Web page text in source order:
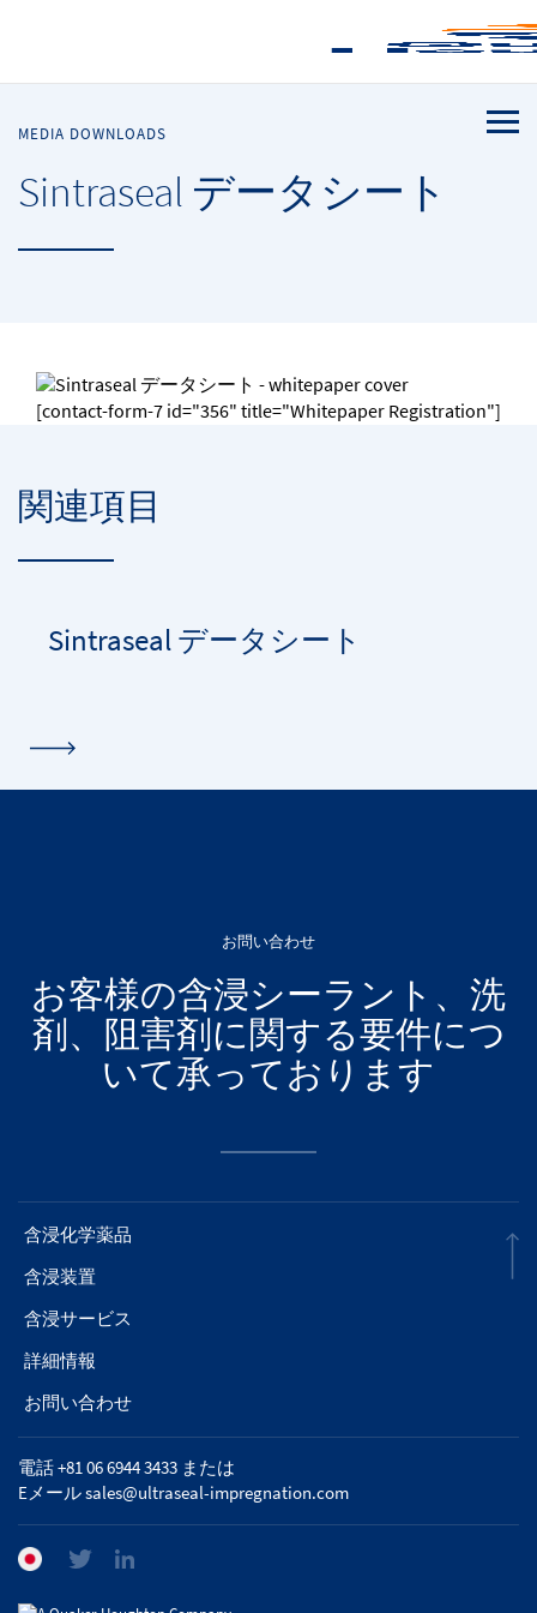
MEDIA DOWNLOADS
Sintraseal データシート
[contact-form-7 id="356" title="Whitepaper Registration"]
関連項目
Sintraseal データシート
お問い合わせ
お客様の含浸シーラント、洗
剤、阻害剤に関する要件につ
いて承っております
含浸化学薬品
含浸装置
含浸サービス
詳細情報
お問い合わせ
電話 +81 06 6944 3433 または
Eメールsales@ultraseal-impregnation.com